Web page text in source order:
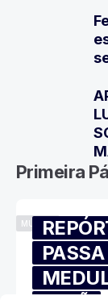
Primeira
MÚSICA